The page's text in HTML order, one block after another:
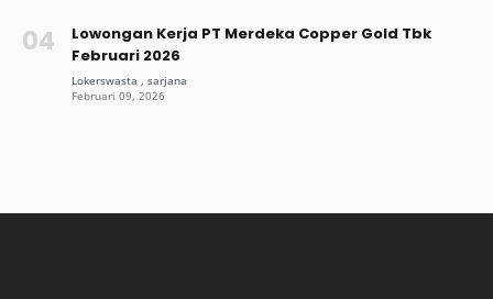
Lowongan Kerja PT Merdeka Copper Gold Tbk
Februari 2026